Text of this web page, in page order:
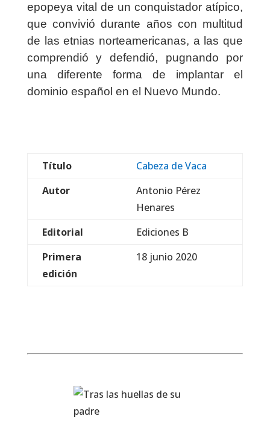
epopeya vital de un conquistador atípico,
que convivió durante años con multitud
de las etnias norteamericanas, a las que
comprendió y defendió, pugnando por
una diferente forma de implantar el
dominio español en el Nuevo Mundo.
Título
Cabeza de Vaca
Autor
Antonio Pérez
Henares
Editorial
Ediciones B
Primera
edición
18 junio 2020